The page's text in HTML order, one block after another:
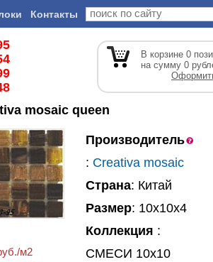
Контакты
В корзине 0
на сумму 0
mosaic queen
м2
Производитель
: Creativa mosaic
Страна: Китай
Размер: 10x10x4
Коллекция :
СМЕСИ 10х10